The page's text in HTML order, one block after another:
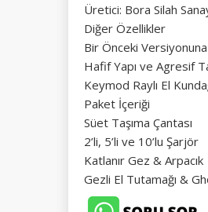
Üretici: Bora Silah
Diğer Özellikler
Bir Önceki
Hafif Yapı ve Agresif
Keymod Raylı El
Paket İçeriği
Süet Taşıma Çantası
2’li, 5’li ve 10’lu Şarjör
Katlanır Gez & Arpacık
Gezli El Tutamağı &